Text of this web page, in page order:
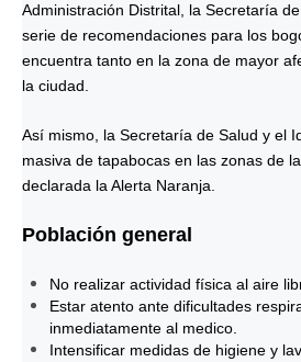
Administración Distrital, la Secretaría
serie de recomendaciones para los
encuentra tanto en la zona de mayor
la ciudad.
Así mismo, la Secretaría de Salud y el
masiva de tapabocas en las zonas de
declarada la Alerta Naranja.
Población general
No realizar actividad física al aire
Estar atento ante dificultades
inmediatamente al medico.
Intensificar medidas de higiene y